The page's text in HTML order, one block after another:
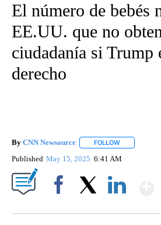
El número de bebés
EE.UU. que no
ciudadanía si Trump
derecho
By CNN Newsource FOLLOW
Published May 15, 2025 6:41 AM